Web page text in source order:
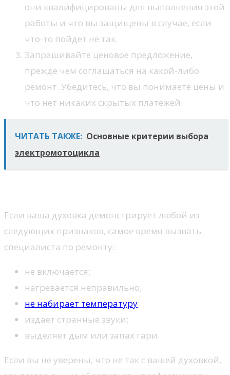
они квалифицированы для выполнения этой
работы и что вы защищены в случае, если
что-то пойдет не так.
Запрашивайте ценовое предложение,
прежде чем соглашаться на какой-либо
ремонт. Убедитесь, что вы понимаете цены и
что нет никаких скрытых платежей.
ЧИТАТЬ ТАКЖЕ: Основные критерии выбора
электромотоцикла
Если ваша духовка демонстрирует любой из
следующих признаков, самое время вызвать
специалиста по ремонту:
не включается;
нагревается неправильно;
не набирает температуру;
издает странные звуки;
выделяет дым или запах гари.
Если вы не уверены, что не так с вашей духовкой,